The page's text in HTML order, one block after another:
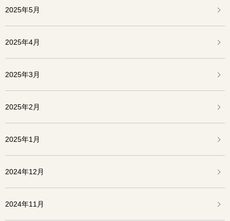
2025年5月
2025年4月
2025年3月
2025年2月
2025年1月
2024年12月
2024年11月